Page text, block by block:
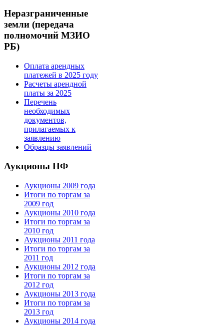
Неразграниченные
земли (передача
полномочий МЗИО
РБ)
Оплата арендных
платежей в 2025 году
Расчеты арендной
платы за 2025
Перечень
необходимых
документов,
прилагаемых к
заявлению
Образцы заявлений
Аукционы НФ
Аукционы 2009 года
Итоги по торгам за
2009 год
Аукционы 2010 года
Итоги по торгам за
2010 год
Аукционы 2011 года
Итоги по торгам за
2011 год
Аукционы 2012 года
Итоги по торгам за
2012 год
Аукционы 2013 года
Итоги по торгам за
2013 год
Аукционы 2014 года